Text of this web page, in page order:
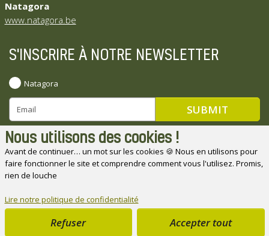
Nous utilisons des cookies !
Avant de continuer… un mot sur les cookies 🍪 Nous en utilisons pour
faire fonctionner le site et comprendre comment vous l'utilisez. Promis,
rien de louche
Lire notre politique de confidentialité
Refuser Accepter tout
Natagora
www.natagora.be
S'INSCRIRE À NOTRE NEWSLETTER
Natagora
Natagora souhaite remercier ses partenaires